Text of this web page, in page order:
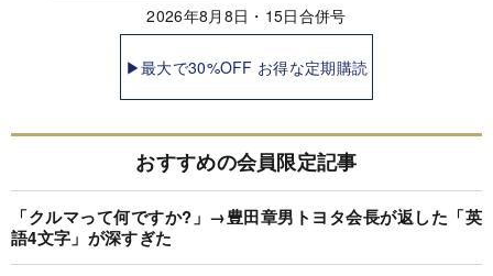
2026年8月8日・15日合併号
▶最大で30%OFF お得な定期購読
おすすめの会員限定記事
「クルマって何ですか?」→豊田章男トヨタ会長が返した「英
語4文字」が深すぎた